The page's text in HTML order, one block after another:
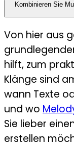
Kombinieren Sie
Von hier aus
hilft, zum
Klänge sind
wann Texte
und wo
Sie lieber
erstellen